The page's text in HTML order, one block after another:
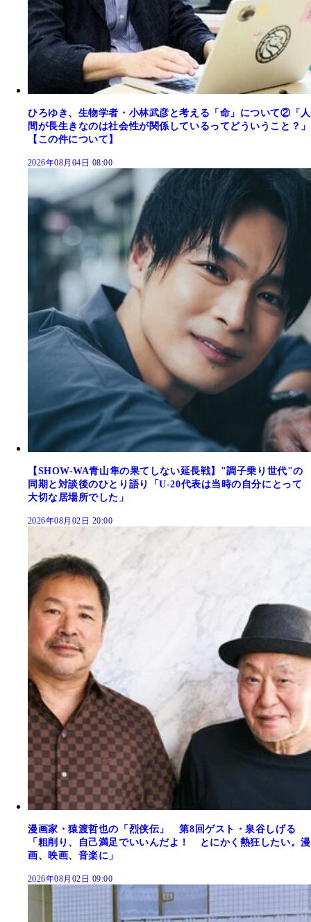
ひろゆき、生物学者・小林武彦と考える「命」について②「人
間が長生きなのは社会性が関係しているってどういうこと？」
【この件について】
2026年08月04日 08:00
【SHOW-WA青山隼の果てしない延長戦】"調子乗り世代"の
同期と対談後のひとり語り「U-20代表は当時の自分にとって
大切な居場所でした」
2026年08月02日 20:00
漫画家・猿渡哲也の「烈侠伝」 第8回ゲスト・泉谷しげる
「粗削り、自己満足でいいんだよ！ とにかく熱狂したい。漫
画、映画、音楽に」
2026年08月02日 09:00